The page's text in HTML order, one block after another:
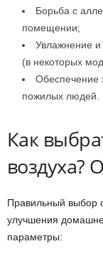
Борьба с
помещении;
Увлажнение и
(в некоторых
Обеспечение
пожилых людей.
Как
воздуха?
Правильный выбор
улучшения
параметры: